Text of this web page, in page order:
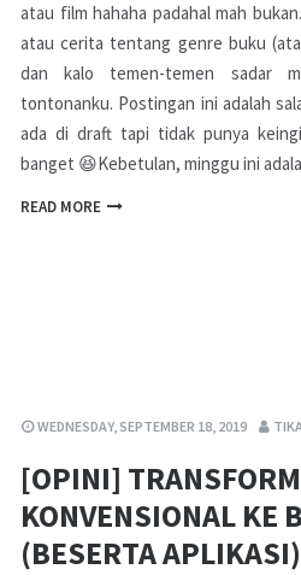
atau film hahaha padahal mah
atau cerita tentang genre buku
dan kalo temen-temen sadar
tontonanku. Postingan ini adalah
ada di draft tapi tidak punya
banget 😆Kebetulan, minggu ini
READ MORE
WEDNESDAY, SEPTEMBER 18, 2019
[OPINI]
KONVENSIONAL KE
(BESERTA APLIKASI)